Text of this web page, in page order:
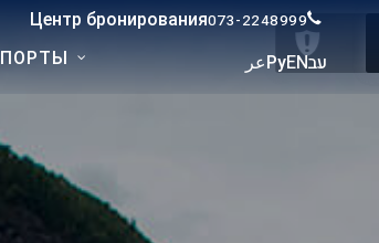
Центр бронирования073-2248999
عرРуENעב ПОРТЫ